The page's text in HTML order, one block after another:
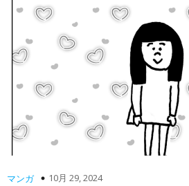
マンガ 10月 29, 2024